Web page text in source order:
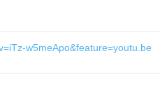
w5meApo&feature=youtu.be